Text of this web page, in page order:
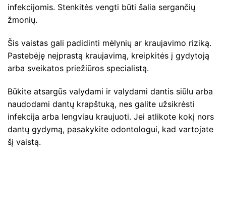
infekcijomis. Stenkitės vengti būti šalia sergančių
žmonių.
Šis vaistas gali padidinti mėlynių ar kraujavimo riziką.
Pastebėję neįprastą kraujavimą, kreipkitės į gydytoją
arba sveikatos priežiūros specialistą.
Būkite atsargūs valydami ir valydami dantis siūlu arba
naudodami dantų krapštuką, nes galite užsikrėsti
infekcija arba lengviau kraujuoti. Jei atlikote kokį nors
dantų gydymą, pasakykite odontologui, kad vartojate
šį vaistą.